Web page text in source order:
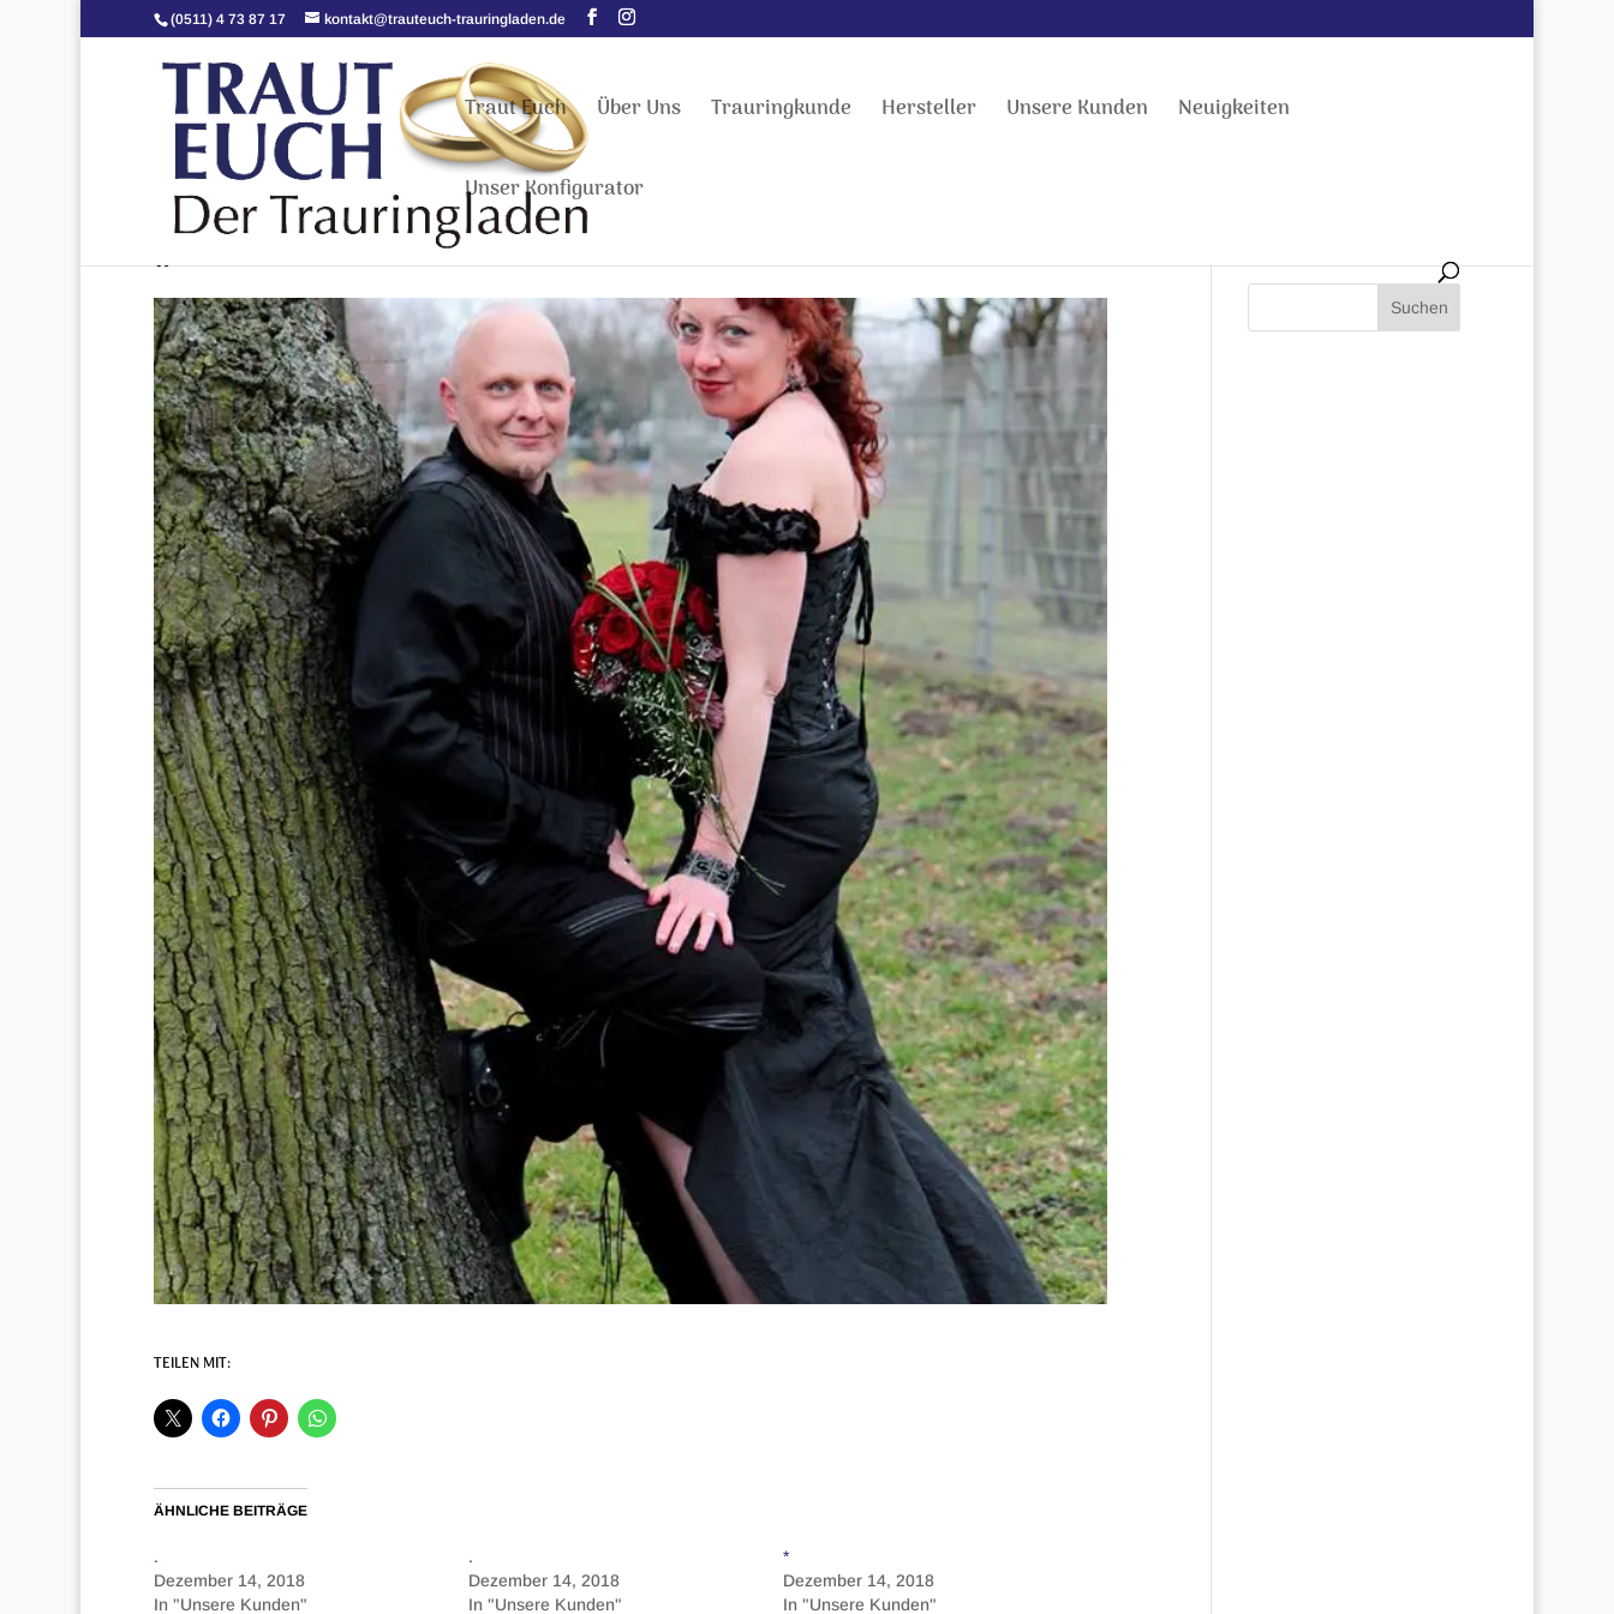
(0511) 4 73 87 17 kontakt@trauteuch-trauringladen.de
Traut Euch Über Uns Trauringkunde Hersteller Unsere Kunden Neuigkeiten
Unser Konfigurator
*
TEILEN MIT:
ÄHNLICHE BEITRÄGE
.
Dezember 14, 2018
In "Unsere Kunden"
.
Dezember 14, 2018
In "Unsere Kunden"
*
Dezember 14, 2018
In "Unsere Kunden"
SUCHEN